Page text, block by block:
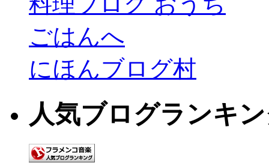
にほんブログ村
人気ブログランキ